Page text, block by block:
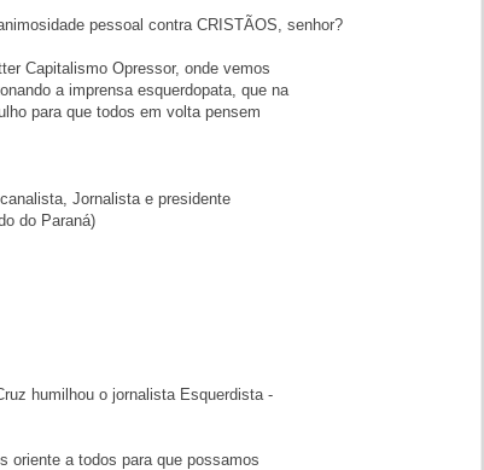
pessoal contra CRISTÃOS, senhor?
Capitalismo Opressor, onde vemos
a imprensa esquerdopata, que na
para que todos em volta pensem
Jornalista e presidente
do Paraná)
humilhou o jornalista Esquerdista -
oriente a todos para que possamos